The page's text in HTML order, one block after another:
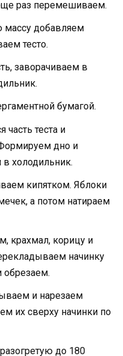
раз перемешиваем.
добавляем
тесто.
заворачиваем в
бумагой.
теста и
дно и
в холодильник.
кипятком. Яблоки
а потом натираем
крахмал, корицу и
начинку
обрезаем.
и нарезаем
их сверху начинки по
до 180